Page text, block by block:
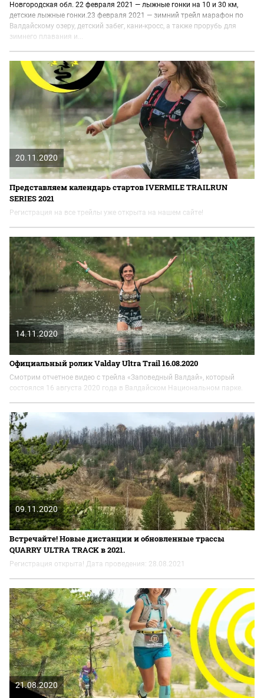
Новгородская обл. 22 февраля 2021 — лыжные гонки на 10 и 30 км,
детские лыжные гонки.23 февраля 2021 — зимний трейл марафон по
Валдайскому озеру, детский забег, кани-кросс, а также прорубь для
зимнего плавания и...
20.11.2020
Представляем календарь стартов IVERMILE TRAILRUN
SERIES 2021
Регистрация на все трейлы уже открыта на нашем сайте!
14.11.2020
Официальный ролик Valday Ultra Trail 16.08.2020
Смотрим отчетное видео с трейла «Заповедный Валдай», который
состоялся 16 августа 2020 года в Валдайском Национальном парке.
09.11.2020
Встречайте! Новые дистанции и обновленные трассы
QUARRY ULTRA TRACK в 2021.
Регистрация открыта! Дата проведения: 28.08.2021
21.08.2020